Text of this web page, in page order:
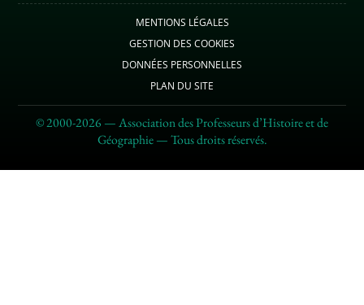
MENTIONS LÉGALES
GESTION DES COOKIES
DONNÉES PERSONNELLES
PLAN DU SITE
© 2000-2026 — Association des Professeurs d’Histoire et de
Géographie — Tous droits réservés.